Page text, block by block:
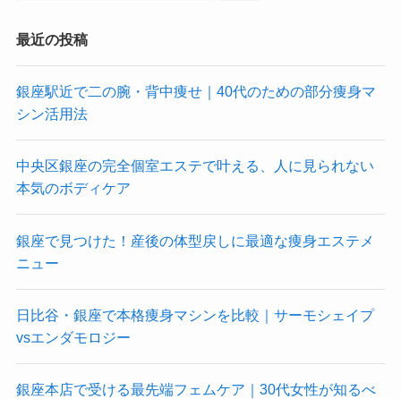
最近の投稿
銀座駅近で二の腕・背中痩せ｜40代のための部分痩身マ
シン活用法
中央区銀座の完全個室エステで叶える、人に見られない
本気のボディケア
銀座で見つけた！産後の体型戻しに最適な痩身エステメ
ニュー
日比谷・銀座で本格痩身マシンを比較｜サーモシェイプ
vsエンダモロジー
銀座本店で受ける最先端フェムケア｜30代女性が知るべ